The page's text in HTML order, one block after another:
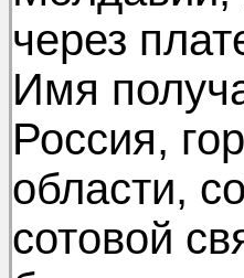
через
Имя
Россия,
области,
сотовой